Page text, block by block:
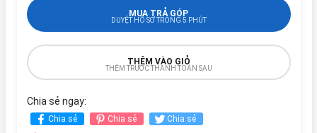
MUA TRẢ GÓP
DUYỆT HỒ SƠ TRONG 5 PHÚT
THÊM VÀO GIỎ
THÊM TRƯỚC THANH TOÁN SAU
Chia sẻ ngay:
Chia sẻ Chia sẻ Chia sẻ